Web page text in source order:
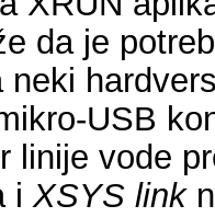
da je
neki
USB
linije vode
i XSYS link